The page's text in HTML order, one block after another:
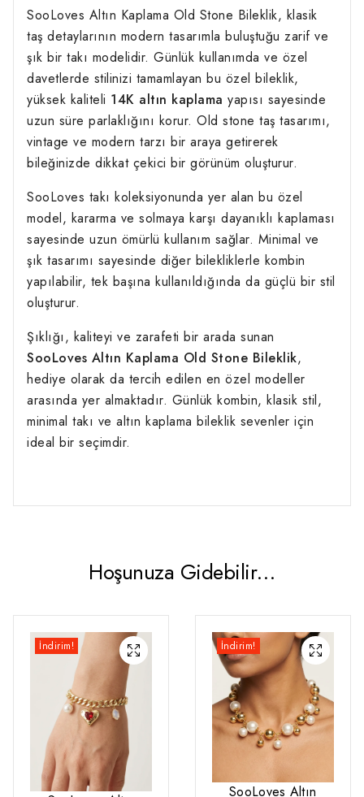
SooLoves Altın Kaplama Old Stone Bileklik, klasik
taş detaylarının modern tasarımla buluştuğu zarif ve
şık bir takı modelidir. Günlük kullanımda ve özel
davetlerde stilinizi tamamlayan bu özel bileklik,
yüksek kaliteli 14K altın kaplama yapısı sayesinde
uzun süre parlaklığını korur. Old stone taş tasarımı,
vintage ve modern tarzı bir araya getirerek
bileğinizde dikkat çekici bir görünüm oluşturur.
SooLoves takı koleksiyonunda yer alan bu özel
model, kararma ve solmaya karşı dayanıklı kaplaması
sayesinde uzun ömürlü kullanım sağlar. Minimal ve
şık tasarımı sayesinde diğer bilekliklerle kombin
yapılabilir, tek başına kullanıldığında da güçlü bir stil
oluşturur.
Şıklığı, kaliteyi ve zarafeti bir arada sunan
SooLoves Altın Kaplama Old Stone Bileklik,
hediye olarak da tercih edilen en özel modeller
arasında yer almaktadır. Günlük kombin, klasik stil,
minimal takı ve altın kaplama bileklik sevenler için
ideal bir seçimdir.
Hoşunuza Gidebilir…
İndirim! İndirim!
SooLoves Altın